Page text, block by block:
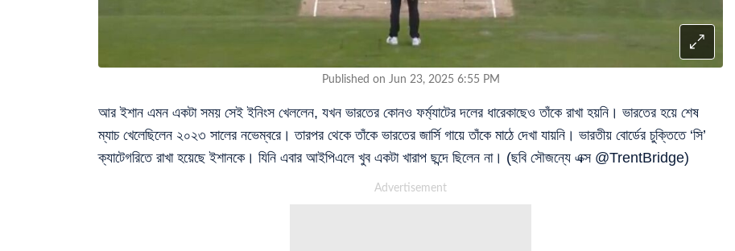
Published on Jun 23, 2025 6:55 PM
আর ইশান এমন একটা সময় সেই ইনিংস খেললেন, যখন ভারতের কোনও ফর্ম্যাটের দলের ধারেকাছেও তাঁকে রাখা হয়নি। ভারতের হয়ে শেষ
ম্যাচ খেলেছিলেন ২০২৩ সালের নভেম্বরে। তারপর থেকে তাঁকে ভারতের জার্সি গায়ে তাঁকে মাঠে দেখা যায়নি। ভারতীয় বোর্ডের চুক্তিতে ‘সি’
ক্যাটেগরিতে রাখা হয়েছে ইশানকে। যিনি এবার আইপিএলে খুব একটা খারাপ ছন্দে ছিলেন না। (ছবি সৌজন্যে এক্স @TrentBridge)